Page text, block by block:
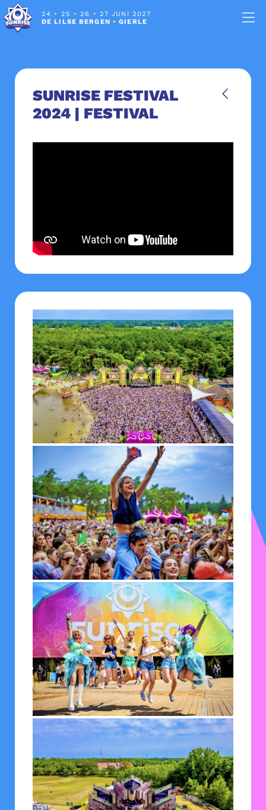
24 • 25 • 26 • 27 JUNI 2027
DE LILSE BERGEN • GIERLE
SUNRISE FESTIVAL
2024 | FESTIVAL